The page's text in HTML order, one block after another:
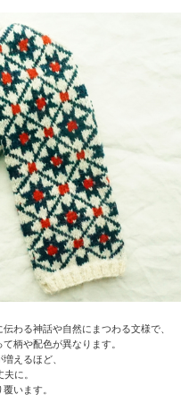
わる神話や自然にまつわる文様で、
柄や配色が異なります。
えるほど、
に。
います。